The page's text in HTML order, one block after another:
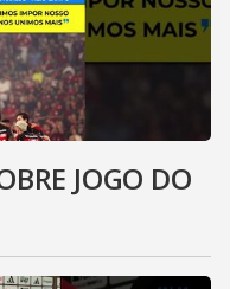
JOGO DO